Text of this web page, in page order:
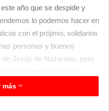
año que se despide y
lo podemos hacer en
con el prójimo, solidarios
personas y buenos
Jesús de Nazareno, pero
toda.
más